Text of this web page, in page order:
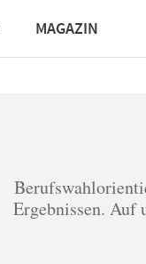
MAGAZIN
Ergebnissen. Auf